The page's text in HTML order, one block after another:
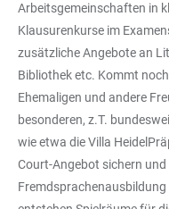
Arbeitsgemeinschaften in
Klausurenkurse im
zusätzliche Angebote an
Bibliothek etc. Kommt
Ehemaligen und andere
besonderen, z.T.
wie etwa die Villa
Court-Angebot sichern